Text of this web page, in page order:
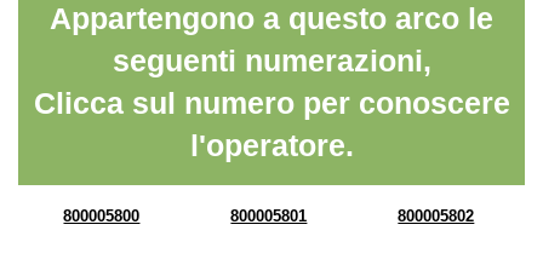
Appartengono a questo arco le
seguenti numerazioni,
Clicca sul numero per conoscere
l'operatore.
800005800 800005801 800005802